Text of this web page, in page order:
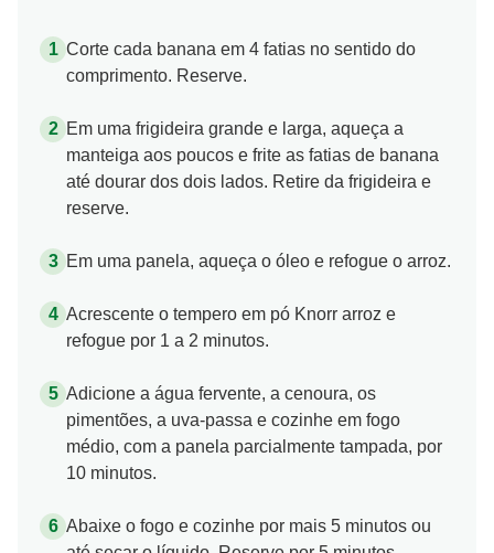
Corte cada banana em 4 fatias no sentido do
comprimento. Reserve.
Em uma frigideira grande e larga, aqueça a
manteiga aos poucos e frite as fatias de banana
até dourar dos dois lados. Retire da frigideira e
reserve.
Em uma panela, aqueça o óleo e refogue o arroz.
Acrescente o tempero em pó Knorr arroz e
refogue por 1 a 2 minutos.
Adicione a água fervente, a cenoura, os
pimentões, a uva-passa e cozinhe em fogo
médio, com a panela parcialmente tampada, por
10 minutos.
Abaixe o fogo e cozinhe por mais 5 minutos ou